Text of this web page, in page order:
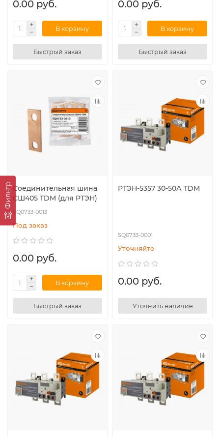
Фильтр
0.00 руб.
В корзину
Быстрый заказ
0.00 руб.
В корзину
Быстрый заказ
Соединительная шина
СШ405 TDM (для РТЭН)
SQ0733-0013
Под заказ
0.00 руб.
В корзину
Быстрый заказ
РТЭН-5357 30-50А TDM
SQ0733-0001
Уточняйте
0.00 руб.
Уточнить наличие